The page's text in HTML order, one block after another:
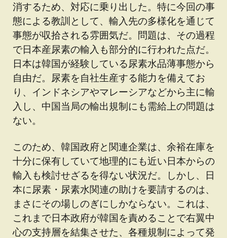
消するため、対応に乗り出した。特に今回の事
態による教訓として、輸入先の多様化を通じて
事態が収拾される雰囲気だ。問題は、その過程
で日本産尿素の輸入も部分的に行われた点だ。
日本は韓国が経験している尿素水品薄事態から
自由だ。尿素を自社生産する能力を備えてお
り、インドネシアやマレーシアなどから主に輸
入し、中国当局の輸出規制にも需給上の問題は
ない。
このため、韓国政府と関連企業は、余裕在庫を
十分に保有していて地理的にも近い日本からの
輸入も検討せざるを得ない状況だ。しかし、日
本に尿素・尿素水関連の助けを要請するのは、
まさにその場しのぎにしかならない。これは、
これまで日本政府が韓国を責めることで右翼中
心の支持層を結集させた、各種規制によって発